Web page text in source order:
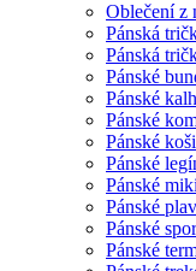
Oblečení z
Pánská
Pánská
Pánské
Pánské
Pánské
Pánské
Pánské
Pánské
Pánské
Pánské
Pánské